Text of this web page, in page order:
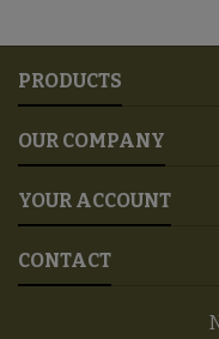
PRODUCTS
OUR COMPANY
YOUR ACCOUNT
CONTACT